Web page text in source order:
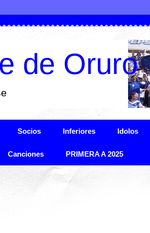
de Oruro
Socios Inferiores Idolos
Canciones PRIMERA A 2025